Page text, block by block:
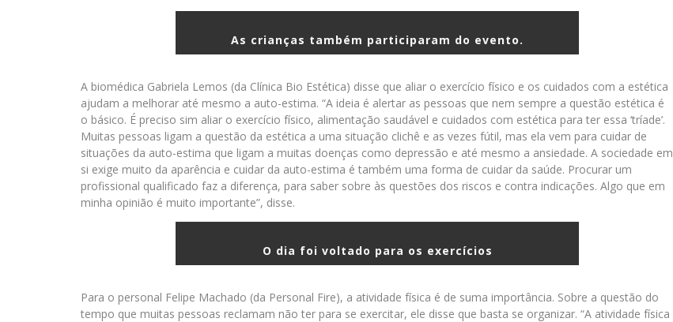
As crianças também participaram do evento.
A biomédica Gabriela Lemos (da Clínica Bio Estética) disse que aliar o exercício físico e os cuidados com a estética
ajudam a melhorar até mesmo a auto-estima. “A ideia é alertar as pessoas que nem sempre a questão estética é
o básico. É preciso sim aliar o exercício físico, alimentação saudável e cuidados com estética para ter essa ‘tríade’.
Muitas pessoas ligam a questão da estética a uma situação clichê e as vezes fútil, mas ela vem para cuidar de
situações da auto-estima que ligam a muitas doenças como depressão e até mesmo a ansiedade. A sociedade em
si exige muito da aparência e cuidar da auto-estima é também uma forma de cuidar da saúde. Procurar um
profissional qualificado faz a diferença, para saber sobre às questões dos riscos e contra indicações. Algo que em
minha opinião é muito importante”, disse.
O dia foi voltado para os exercícios
Para o personal Felipe Machado (da Personal Fire), a atividade física é de suma importância. Sobre a questão do
tempo que muitas pessoas reclamam não ter para se exercitar, ele disse que basta se organizar. “A atividade física